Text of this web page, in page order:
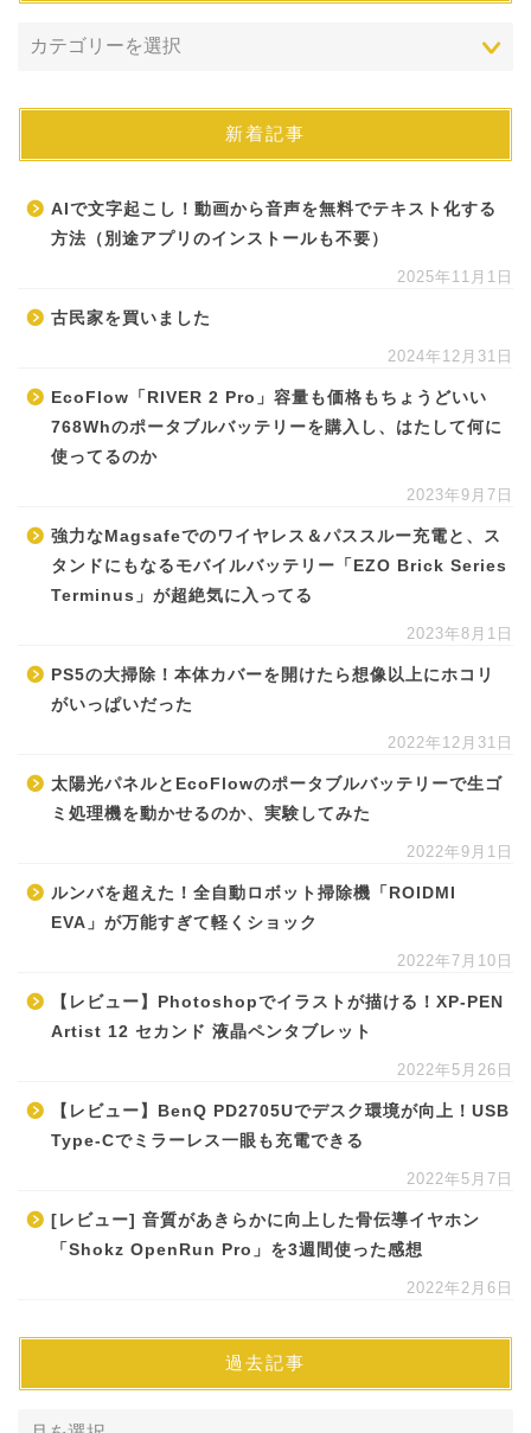
新着記事
AIで文字起こし！動画から音声を無料でテキスト化する
方法（別途アプリのインストールも不要）
2025年11月1日
古民家を買いました
2024年12月31日
EcoFlow「RIVER 2 Pro」容量も価格もちょうどいい
768Whのポータブルバッテリーを購入し、はたして何に
使ってるのか
2023年9月7日
強力なMagsafeでのワイヤレス＆パススルー充電と、ス
タンドにもなるモバイルバッテリー「EZO Brick Series
Terminus」が超絶気に入ってる
2023年8月1日
PS5の大掃除！本体カバーを開けたら想像以上にホコリ
がいっぱいだった
2022年12月31日
太陽光パネルとEcoFlowのポータブルバッテリーで生ゴ
ミ処理機を動かせるのか、実験してみた
2022年9月1日
ルンバを超えた！全自動ロボット掃除機「ROIDMI
EVA」が万能すぎて軽くショック
2022年7月10日
【レビュー】Photoshopでイラストが描ける！XP-PEN
Artist 12 セカンド 液晶ペンタブレット
2022年5月26日
【レビュー】BenQ PD2705Uでデスク環境が向上！USB
Type-Cでミラーレス一眼も充電できる
2022年5月7日
[レビュー] 音質があきらかに向上した骨伝導イヤホン
「Shokz OpenRun Pro」を3週間使った感想
2022年2月6日
過去記事